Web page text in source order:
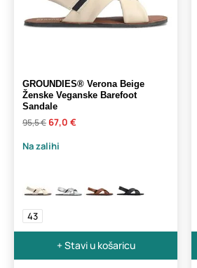
GROUNDIES® Verona Beige
Ženske Veganske Barefoot
Sandale
95,5 € 67,0 €
Na zalihi
43
+ Stavi u košaricu